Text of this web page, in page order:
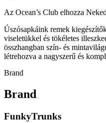
Az Ocean’s Club elhozza
Úszósapkáink remek
viseletükkel és tökéletes
összhangban szín- és
létrehozva a nagyszerű és
Brand
Brand
FunkyTrunks